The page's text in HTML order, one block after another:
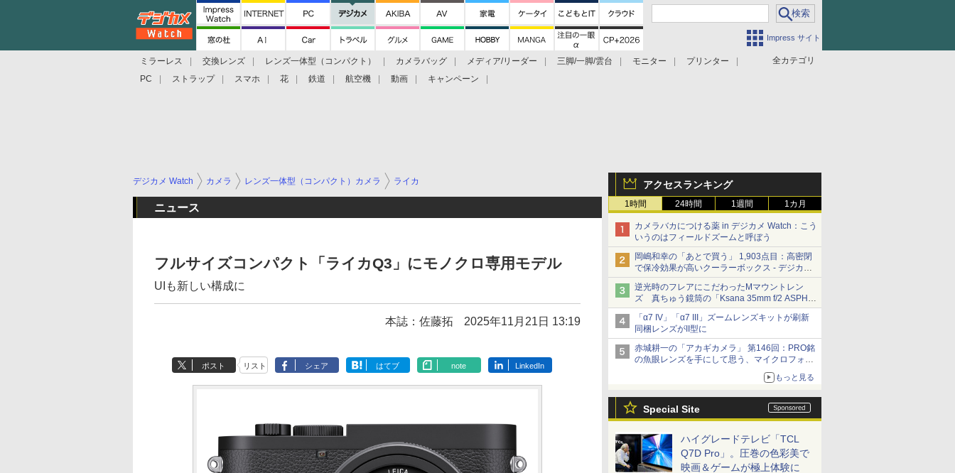
Impress サイト
全カテゴリ
ミラーレス 交換レンズ レンズ一体型（コンパクト） カメラバッグ メディア/リーダー 三脚/一脚/雲台 モニター
プリンター
PC
ストラップ スマホ 花 鉄道 航空機 動画 キャンペーン
アクセスランキング
1時間 24時間 1週間 1カ月
カメラバカにつける薬 in デジカメ Watch：こう
いうのはフィールドズームと呼ぼう
岡嶋和幸の「あとで買う」 1,903点目：高密閉
で保冷効果が高いクーラーボックス - デジカメ
Watch
逆光時のフレアにこだわったMマウントレン
ズ 真ちゅう鏡筒の「Ksana 35mm f/2 ASPH.
シルバークローム」
「α7 IV」「α7 III」ズームレンズキットが刷新
同梱レンズがII型に
赤城耕一の「アカギカメラ」 第146回：PRO銘
の魚眼レンズを手にして思う、マイクロフォー
もっと見る
Special Site
ハイグレードテレビ「TCL
Q7D Pro」。圧巻の色彩美で
映画＆ゲームが極上体験に
デジカメ Watch カメラ レンズ一体型（コンパクト）カメラ ライカ
ニュース
フルサイズコンパクト「ライカQ3」にモノクロ専用モデル
UIも新しい構成に
本誌：佐藤拓 2025年11月21日 13:19
ポスト リスト シェア はてブ note LinkedIn